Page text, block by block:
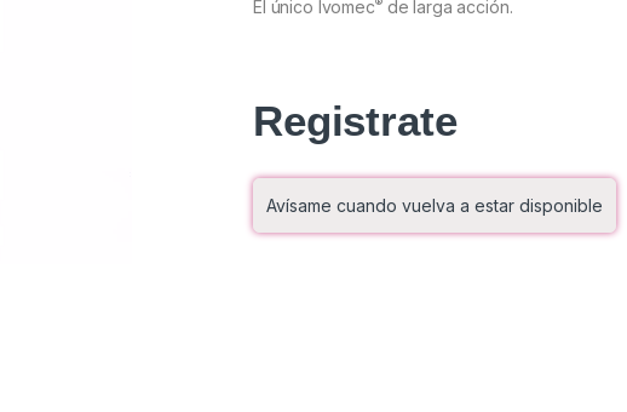
El único Ivomec®de larga acción.
Registrate
Avísame cuando vuelva a estar disponible